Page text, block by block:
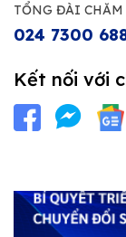
TỔNG ĐÀI CHĂM
024 7300
Kết nối với